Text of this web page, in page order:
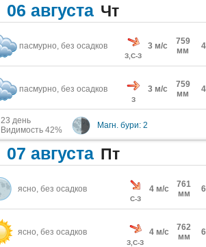
06 августа Чт
пасмурно, без осадков
З,С-З
3 м/с
759
мм
пасмурно, без осадков
З
3 м/с
759
мм
23 день
Видимость 42%
Магн. бури: 2
07 августа Пт
ясно, без осадков
С-З
4 м/с
761
мм
ясно, без осадков
З,С-З
4 м/с
762
мм